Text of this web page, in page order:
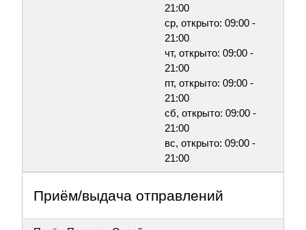
21:00
ср, открыто: 09:00 -
21:00
чт, открыто: 09:00 -
21:00
пт, открыто: 09:00 -
21:00
сб, открыто: 09:00 -
21:00
вс, открыто: 09:00 -
21:00
Приём/выдача отправлений